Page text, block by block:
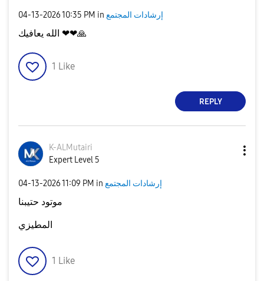
‎04-13-202610:35 PM in إرشادات المجتمع
الله يعافيك ❤❤🙏
1 Like
REPLY
K-ALMutairi
Expert Level 5
‎04-13-202611:09 PM in إرشادات المجتمع
موتود حتيبنا
المطيزي
1 Like